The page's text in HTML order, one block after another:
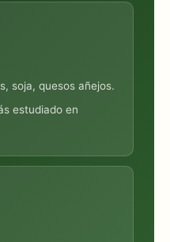
soja, quesos añejos.
estudiado en